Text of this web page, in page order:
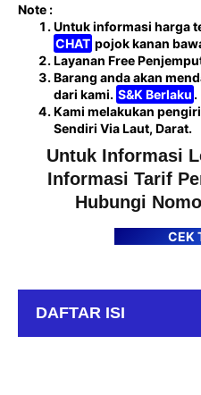
Note :
Untuk informasi harga
CHAT pojok kanan
Layanan Free
Barang anda akan
dari kami. S&K Berlaku .
Kami melakukan
Sendiri Via Laut, Darat.
Untuk Informasi
Informasi Tarif
Hubungi
CEK
DAFTAR ISI